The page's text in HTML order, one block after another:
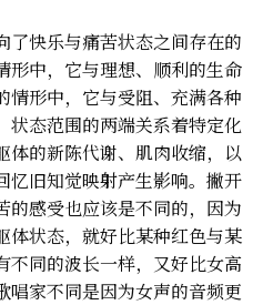
了快乐与痛苦状态之间存在的
形中，它与理想、顺利的生命
情形中，它与受阻、充满各种
状态范围的两端关系着特定化
体的新陈代谢、肌肉收缩，以
忆旧知觉映射产生影响。撇开
的感受也应该是不同的，因为
体状态，就好比某种红色与某
不同的波长一样，又好比女高
唱家不同是因为女声的音频更